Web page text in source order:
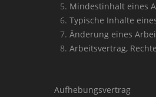
Mindestinhalt eines
Typische Inhalte
Änderung eines
Arbeitsvertrag,
Aufhebungsvertrag